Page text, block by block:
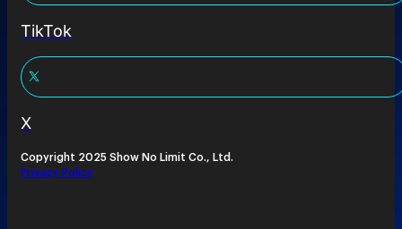
TikTok
X
Copyright 2025 Show No Limit Co., Ltd.
Privacy Policy